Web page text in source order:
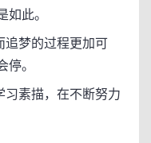
如此。
梦的过程更加可
停。
素描，在不断努力